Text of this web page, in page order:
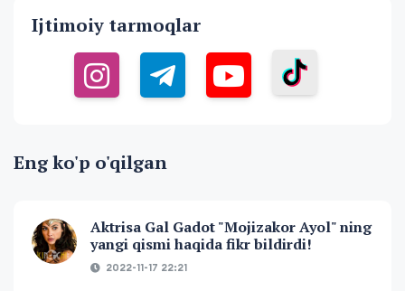
Ijtimoiy tarmoqlar
Eng ko'p o'qilgan
Aktrisa Gal Gadot "Mojizakor Ayol" ning
yangi qismi haqida fikr bildirdi!
2022-11-17 22:21